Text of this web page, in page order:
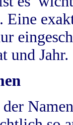
und Jahr.